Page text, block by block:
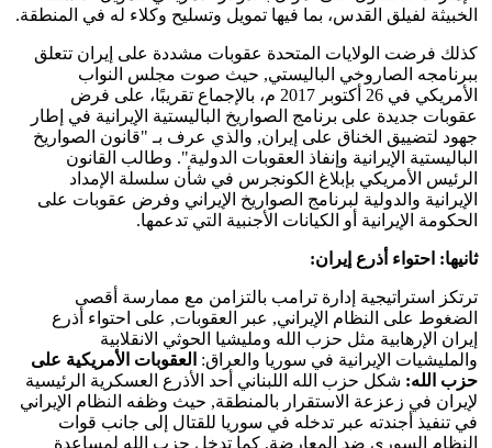
الخبيثة لفيلق القدس، بما فيها تمويل وتسليح وكلاء له في المنطقة.
كذلك فرضت الولايات المتحدة عقوبات مشددة على إيران تتعلق
ببرنامجه الصاروخي الباليستي, حيث صوت مجلس النواب
الأمريكي في 26 أكتوبر 2017 م، بالإجماع تقريبًا، على فرض
عقوبات جديدة على برنامج الصواريخ الباليستية الإيرانية في إطار
جهود لتضييق الخناق على إيران, والذي عرف بـ "قانون الصواريخ
الباليستية الإيرانية وإنفاذ العقوبات الدولية". وطالب القانون
الرئيس الأمريكي بإبلاغ الكونجرس في شأن سلسلة الإمداد
الإيرانية والدولية لبرنامج الصواريخ الإيراني وفرض عقوبات على
الحكومة الإيرانية أو الكيانات الأجنبية التي تدعمها.
ثانيها: احتواء أذرع إيران:
ترتكز استراتيجية إدارة ترامب بالتزامن مع ممارسة أقصى
الضغوط على النظام الإيراني, عبر العقوبات, على احتواء أذرع
إيران الإرهابية مثل حزب الله ومليشيا الحوثي الانقلابية
والمليشيات الإيرانية في سوريا والعراق: العقوبات الأمريكية على
حزب الله: شكل حزب الله اللبناني أحد الأذرع العسكرية الرئيسية
لإيران في زعزعة الاستقرار بالمنطقة, حيث وظفه النظام الإيراني
في تنفيذ أجندته عبر تدخله في سوريا للقتال إلى جانب قوات
النظام السوري ضد المعارضة, كما تدخل حزب الله لمساعدة